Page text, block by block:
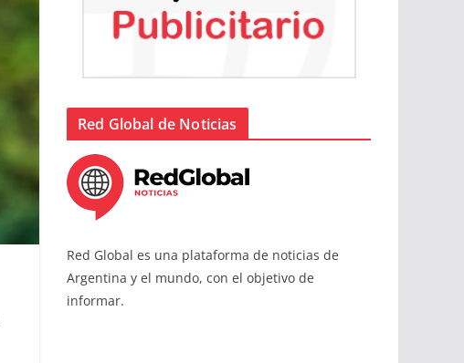
Red Global de Noticias
Red Global es una plataforma de noticias de
Argentina y el mundo, con el objetivo de
informar.